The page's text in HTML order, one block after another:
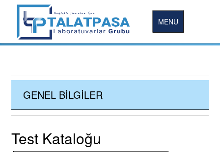
MENU
GENEL BILGILER
Test Kataloğu